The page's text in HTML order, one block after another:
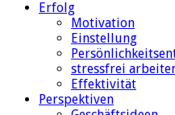
Erfolg
Motivation
Einstellung
stressfrei
Effektivität
Perspektiven